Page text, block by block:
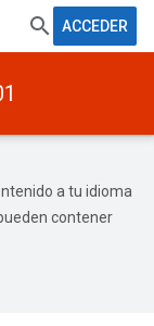
ACCEDER
a tu idioma
contener